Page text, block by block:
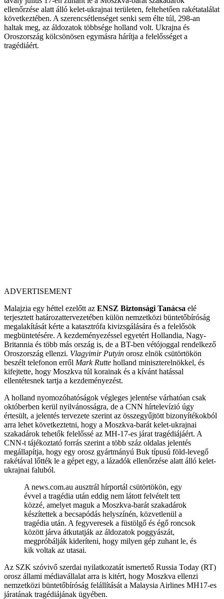
ellenőrzése alatt álló kelet-ukrajnai területen, feltehetően rakétatalálat
következtében. A szerencsétlenséget senki sem élte túl, 298-an
haltak meg, az áldozatok többsége holland volt. Ukrajna és
Oroszország kölcsönösen egymásra hárítja a felelősséget a
tragédiáért.
ADVERTISEMENT
Malajzia egy héttel ezelőtt az ENSZ Biztonsági Tanácsa elé
terjesztett határozattervezetében külön nemzetközi büntetőbíróság
megalakítását kérte a katasztrófa kivizsgálására és a felelősök
megbüntetésére. A kezdeményezéssel egyetért Hollandia, Nagy-
Britannia és több más ország is, de a BT-ben vétójoggal rendelkező
Oroszország ellenzi. Vlagyimir Putyin orosz elnök csütörtökön
beszélt telefonon erről Mark Rutte holland miniszterelnökkel, és
kifejtette, hogy Moszkva túl korainak és a kívánt hatással
ellentétesnek tartja a kezdeményezést.
A holland nyomozóhatóságok végleges jelentése várhatóan csak
októberben kerül nyilvánosságra, de a CNN hírtelevízió úgy
értesült, a jelentés tervezete szerint az összegyűjtött bizonyítékokból
arra lehet következtetni, hogy a Moszkva-barát kelet-ukrajnai
szakadárok tehetők felelőssé az MH-17-es járat tragédiájáért. A
CNN-t tájékoztató forrás szerint a több száz oldalas jelentés
megállapítja, hogy egy orosz gyártmányú Buk típusú föld-levegő
rakétával lőtték le a gépet egy, a lázadók ellenőrzése alatt álló kelet-
ukrajnai faluból.
A news.com.au ausztrál hírportál csütörtökön, egy
évvel a tragédia után eddig nem látott felvételt tett
közzé, amelyet maguk a Moszkva-barát szakadárok
készítettek a becsapódás helyszínén, közvetlenül a
tragédia után. A fegyveresek a füstölgő és égő roncsok
között járva átkutatják az áldozatok poggyászát,
megpróbálják kideríteni, hogy milyen gép zuhant le, és
kik voltak az utasai.
Az SZK szóvivő szerdai nyilatkozatát ismertető Russia Today (RT)
orosz állami médiavállalat arra is kitért, hogy Moszkva ellenzi
nemzetközi büntetőbíróság felállítását a Malaysia Airlines MH17-es
járatának tragédiájának ügyében.